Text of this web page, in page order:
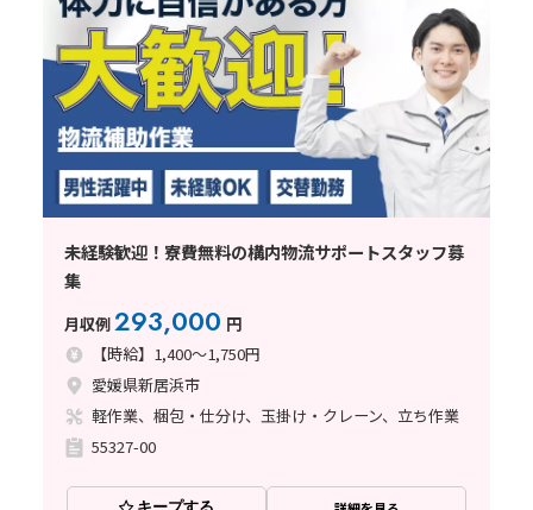
未経験歓迎！寮費無料の構内物流サポートスタッフ募
集
月収例293,000 円
【時給】1,400～1,750円
愛媛県新居浜市
軽作業、梱包・仕分け、玉掛け・クレーン、立ち作業
55327-00